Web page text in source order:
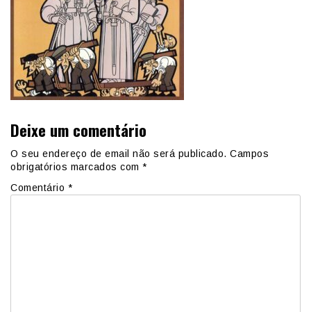
Deixe um comentário
O seu endereço de email não será publicado. Campos
obrigatórios marcados com *
Comentário *